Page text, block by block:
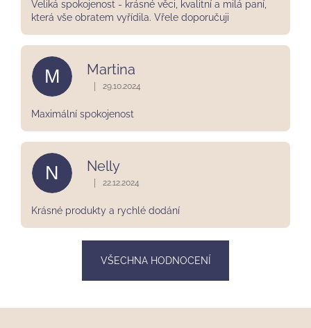
Veliká spokojenost - krásné věci, kvalitní a milá paní,
která vše obratem vyřídila. Vřele doporučuji
M Martina
Hodnocení obchodu je 5 z 5 hvězdiček.
29.10.2024
Maximální spokojenost
N Nelly
Hodnocení obchodu je 5 z 5 hvězdiček.
22.12.2024
Krásné produkty a rychlé dodání
VŠECHNA HODNOCENÍ